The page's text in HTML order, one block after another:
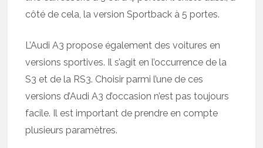
côté de cela, la version Sportback à 5 portes.
L’Audi A3 propose également des voitures en
versions sportives. Il s’agit en l’occurrence de la
S3 et de la RS3. Choisir parmi l’une de ces
versions d’Audi A3 d’occasion n’est pas toujours
facile. Il est important de prendre en compte
plusieurs paramètres.